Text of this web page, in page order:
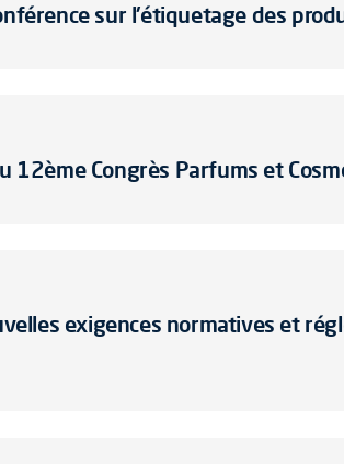
sur l'étiquetage des
12ème Congrès Parfums et
exigences normatives et